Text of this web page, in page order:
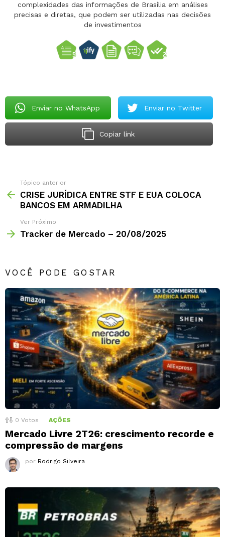
complexidades das informações de Brasília em análises
precisas e diretas, que podem ser utilizadas nas decisões
de investimentos
Enviar no WhatsApp Enviar no Twitter
Copiar link
Tópico anterior
CRISE JURÍDICA ENTRE STF E EUA COLOCA
BANCOS EM ARMADILHA
Ver Próximo
Tracker de Mercado – 20/08/2025
VOCÊ PODE GOSTAR
0 Votos AÇÕES
Mercado Livre 2T26: crescimento recorde e
compressão de margens
por Rodrigo Silveira